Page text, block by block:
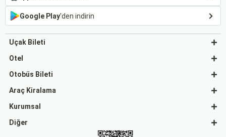
Google Play'den indirin
Uçak Bileti
Otel
Otobüs Bileti
Araç Kiralama
Kurumsal
Diğer